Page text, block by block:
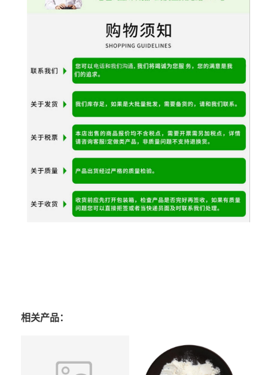
相关产品：